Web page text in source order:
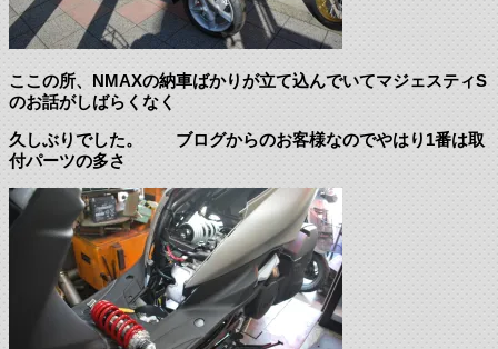
ここの所、NMAXの納車ばかりが立て込んでいてマジェスティS
のお話がしばらくなく
久しぶりでした。 ブログからのお客様なのでやはり1番は取
付パーツの多さ